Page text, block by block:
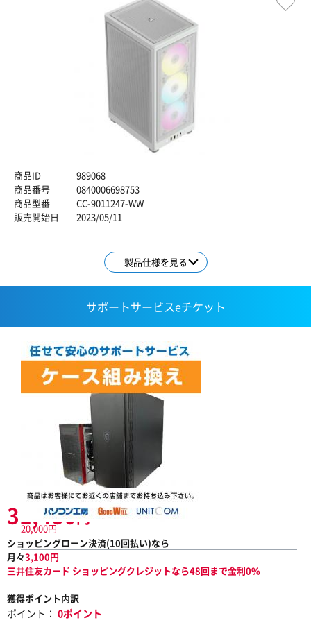
商品ID
989068
商品番号
0840006698753
商品型番
CC-9011247-WW
販売開始日
2023/05/11
製品仕様を見る
サポートサービスeチケット
20,000円
31,480円
ショッピングローン決済(10回払い)なら
月々3,100円
三井住友カード ショッピングクレジットなら48回まで金利0%
獲得ポイント内訳
ポイント： 0ポイント